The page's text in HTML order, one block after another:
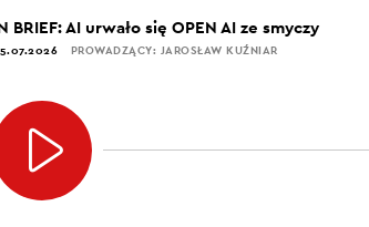
BRIEF: AI urwało się OPEN AI ze smyczy
PROWADZĄCY: JAROSŁAW KUŹNIAR